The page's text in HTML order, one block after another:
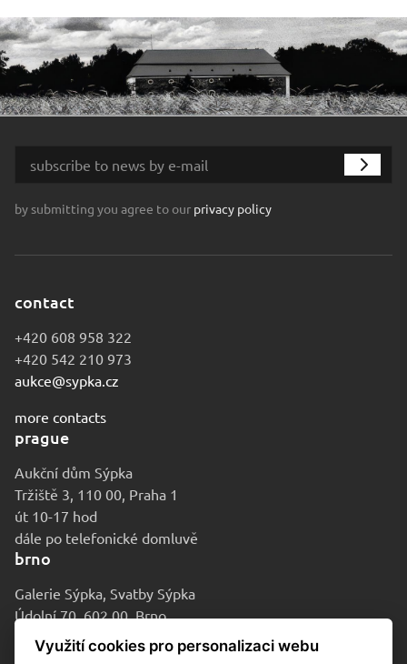
by submitting you agree to our privacy policy
contact
+420 608 958 322
+420 542 210 973
aukce@sypka.cz
more contacts
prague
Aukční dům Sýpka
Tržiště 3, 110 00, Praha 1
út 10-17 hod
dále po telefonické domluvě
brno
Galerie Sýpka, Svatby Sýpka
Údolní 70, 602 00, Brno
po-pá 9-16 hod
Využití cookies pro personalizaci webu